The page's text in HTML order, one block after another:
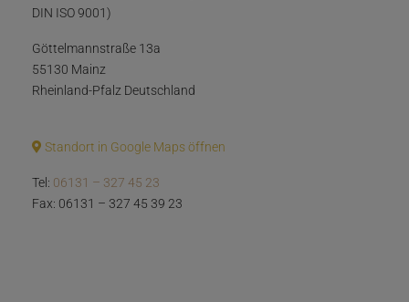
DIN ISO 9001)
Göttelmannstraße 13a
55130 Mainz
Rheinland-Pfalz Deutschland
Standort in Google Maps öffnen
Tel: 06131 – 327 45 23
Fax: 06131 – 327 45 39 23